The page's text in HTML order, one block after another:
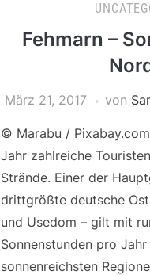
Fehmarn –
März 21, 2017 von
© Marabu /
Jahr zahlreiche
Strände. Einer der
drittgrößte deutsche
und Usedom – gilt mit
Sonnenstunden pro
sonnenreichsten